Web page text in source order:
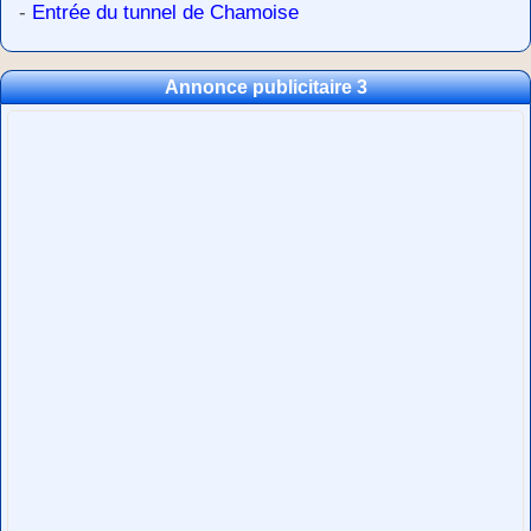
- Entrée du tunnel de Chamoise
Annonce publicitaire 3